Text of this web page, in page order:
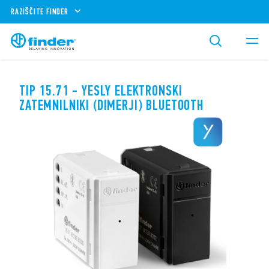
RAZIŠČITE FINDER
TIP 15.71 - YESLY ELEKTRONSKI
ZATEMNILNIKI (DIMERJI) BLUETOOTH